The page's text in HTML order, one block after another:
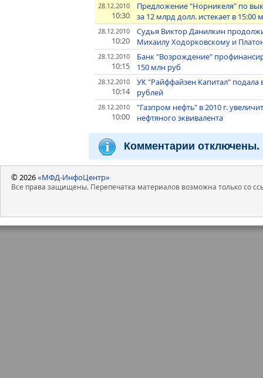
28.12.2010
10:30
Предложение "Норникеля" по
за 12 млрд долл. истекает в 15:00
28.12.2010
10:20
Судья Виктор Данилкин
Михаилу Ходорковскому и
28.12.2010
10:15
Банк "Возрождение"
150 млн руб
28.12.2010
10:14
УК "Райффайзен Капитал" подала
рублей
28.12.2010
10:00
"Газпром нефть" в 2010 г.
нефтяного эквивалента
Комментарии отключены.
© 2026«МФД-ИнфоЦентр»
Все права защищены. Перепечатка материалов возможна только со